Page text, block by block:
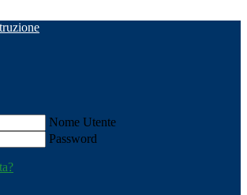
Nome Utente
Password